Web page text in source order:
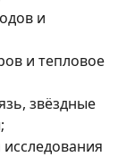
и
и тепловое
звёздные